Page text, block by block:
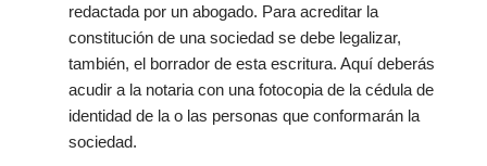
redactada por un abogado. Para acreditar la
constitución de una sociedad se debe legalizar,
también, el borrador de esta escritura. Aquí deberás
acudir a la notaria con una fotocopia de la cédula de
identidad de la o las personas que conformarán la
sociedad.